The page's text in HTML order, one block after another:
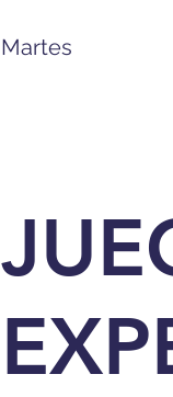
Martes